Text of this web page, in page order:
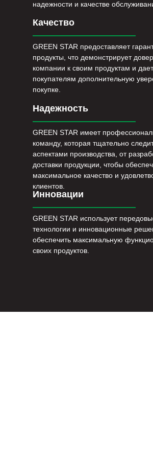
надежности и качестве
Качество
Надежность
GREEN STAR предоставляет
продукты, что демонстрирует
компании к своим продуктам и дает
покупателям дополнительную
покупке.
Инновации
GREEN STAR имеет
команду, которая тщательно
аспектами производства, от
доставки продукции, чтобы
максимальное качество и
клиентов.
GREEN STAR использует
технологии и инновационные
обеспечить максимальную
своих продуктов.